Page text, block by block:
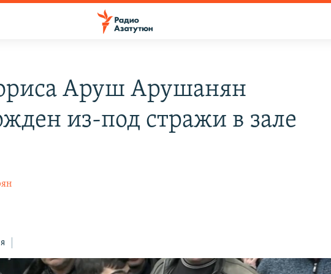
Аруш Арушанян
из-под стражи в зале